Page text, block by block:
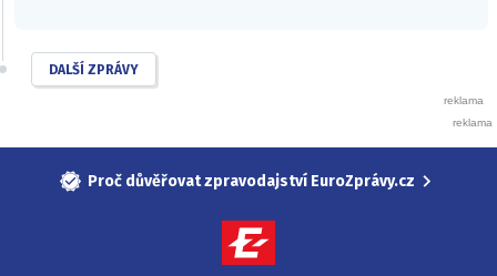
DALŠÍ ZPRÁVY
Proč důvěřovat zpravodajství EuroZprávy.cz